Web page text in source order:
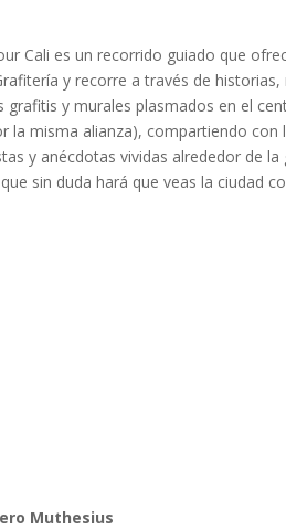
Cali es un recorrido guiado que
y recorre a través de
grafitis y murales plasmados en el
la misma alianza), compartiendo
y anécdotas vividas alrededor de
sin duda hará que veas la ciudad
Muthesius